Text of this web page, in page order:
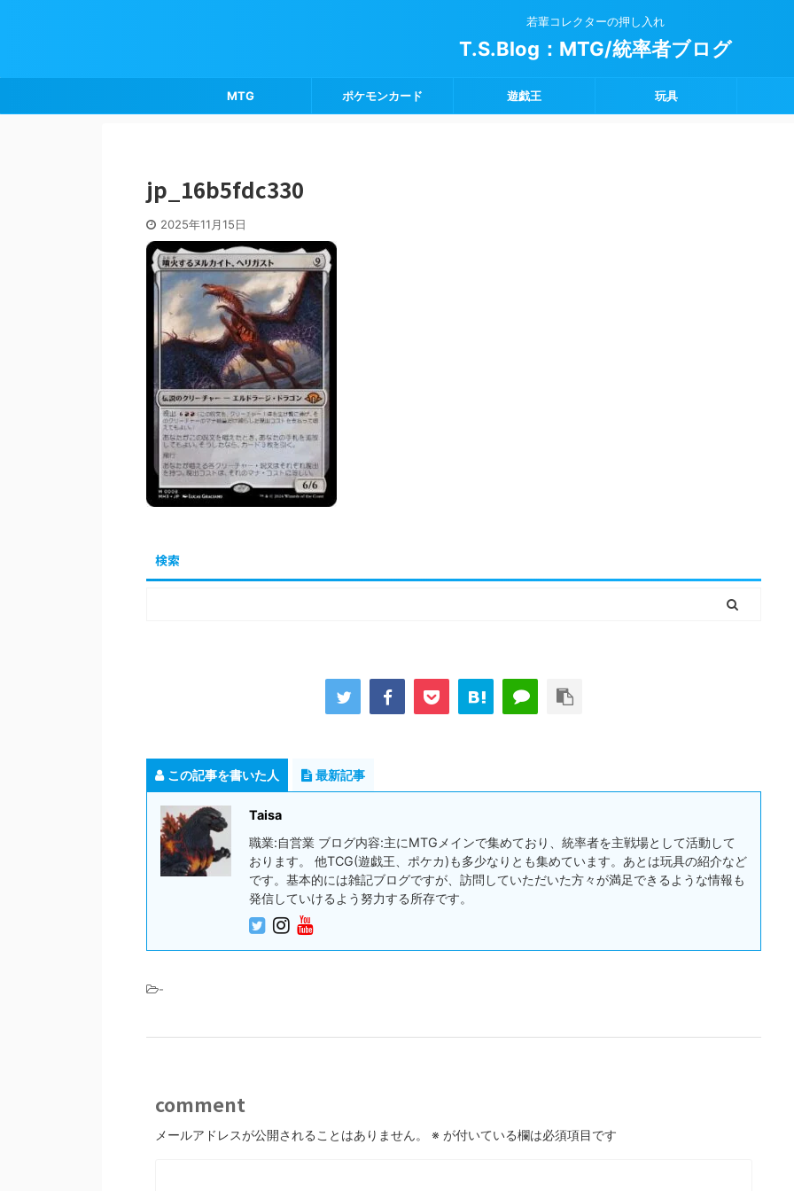
若輩コレクターの押し入れ
T.S.Blog：MTG/統率者ブログ
MTG ポケモンカード 遊戯王 玩具
jp_16b5fdc330
2025年11月15日
検索
この記事を書いた人 最新記事
Taisa
職業:自営業 ブログ内容:主にMTGメインで集めており、統率者を主戦場として活動して
おります。 他TCG(遊戯王、ポケカ)も多少なりとも集めています。あとは玩具の紹介など
です。基本的には雑記ブログですが、訪問していただいた方々が満足できるような情報も
発信していけるよう努力する所存です。
-
comment
メールアドレスが公開されることはありません。 ※ が付いている欄は必須項目です